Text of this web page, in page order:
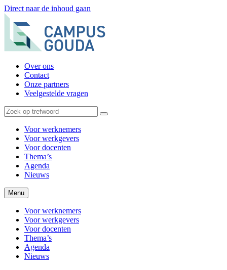
Direct naar de inhoud gaan
Over ons
Contact
Onze partners
Veelgestelde vragen
Voor werknemers
Voor werkgevers
Voor docenten
Thema’s
Agenda
Nieuws
Menu
Voor werknemers
Voor werkgevers
Voor docenten
Thema’s
Agenda
Nieuws